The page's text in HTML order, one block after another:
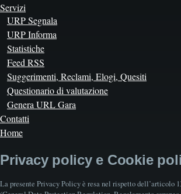
Servizi
URP Segnala
URP Informa
Statistiche
Feed RSS
Suggerimenti, Reclami, Elogi, Quesiti
Questionario di valutazione
Genera URL Gara
Contatti
Home
Privacy policy e Cookie
La presente Privacy Policy è resa nel rispetto dell’articolo